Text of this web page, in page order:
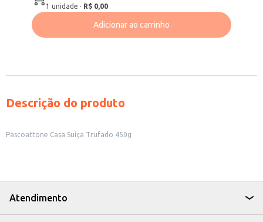
1 unidade · R$ 0,00
Adicionar ao carrinho
Descrição do produto
Pascoattone Casa Suíça Trufado 450g
Atendimento